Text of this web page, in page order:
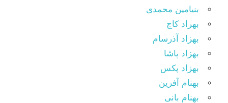
بنیامین محمدی
بهراد کاج
بهزاد آذرسام
بهزاد پاشا
بهزاد پکس
بهنام آفرین
بهنام بانی